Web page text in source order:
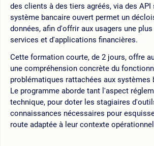
des clients à des tiers agréés, via des API
système bancaire ouvert permet un
données, afin d'offrir aux usagers une
services et d'applications financières.
Cette formation courte, de 2 jours, offre
une compréhension concrète du
problématiques rattachées aux systèmes
Le programme aborde tant l'aspect
technique, pour doter les stagiaires
connaissances nécessaires pour
route adaptée à leur contexte